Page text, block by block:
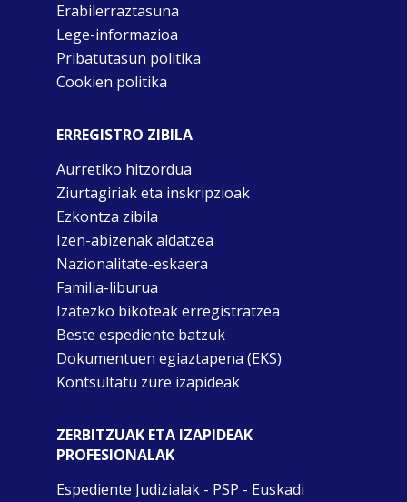
Erabilerraztasuna
Lege-informazioa
Pribatutasun politika
Cookien politika
ERREGISTRO ZIBILA
Aurretiko hitzordua
Ziurtagiriak eta inskripzioak
Ezkontza zibila
Izen-abizenak aldatzea
Nazionalitate-eskaera
Familia-liburua
Izatezko bikoteak erregistratzea
Beste espediente batzuk
Dokumentuen egiaztapena (EKS)
Kontsultatu zure izapideak
ZERBITZUAK ETA IZAPIDEAK
PROFESIONALAK
Espediente Judizialak - PSP - Euskadi